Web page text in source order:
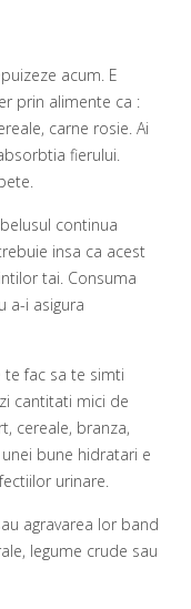
acum. E
prin alimente ca :
carne rosie. Ai
fierului.
continua
insa ca acest
tai. Consuma
a-i asigura
te fac sa te simti
cantitati mici de
cereale, branza,
bune hidratari e
urinare.
agravarea lor band
legume crude sau